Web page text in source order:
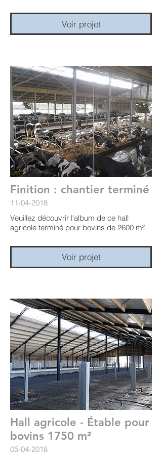
Voir projet
Finition : chantier terminé
11-04-2018
Veuillez découvrir l'album de ce hall
agricole terminé pour bovins de 2600 m².
Voir projet
Hall agricole - Étable pour
bovins 1750 m²
05-04-2018